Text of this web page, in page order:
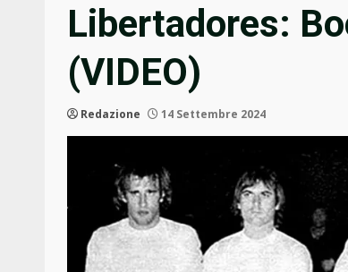
Libertadores:
(VIDEO)
Redazione 14 Settembre 2024